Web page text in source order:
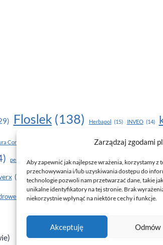
Zarządzaj zgodami
Aby zapewnić jak najlepsze wrażenia, korzystamy
przechowywania i/lub uzyskiwania dostępu do
technologie pozwoli nam przetwarzać dane, takie
unikalne identyfikatory na tej stronie. Brak
niekorzystnie wpłynąć na niektóre cechy i funkcje.
Akceptuję Odmów
Floslek (138) Herbapol (15) INVEO (14)
Conti moda(187)
perfumy pielegnacja skóry (24) pielęgnacja
(26) Stapiz (21) trendy (35) uroda (17)
zęby (20) zdrowie(135)
Polityka